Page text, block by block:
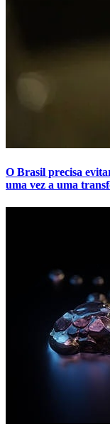
O Brasil precisa
uma vez a uma